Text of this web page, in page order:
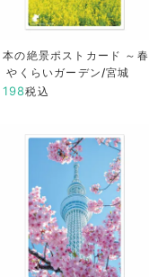
本の絶景ポストカード ～春
やくらいガーデン/宮城
198税込